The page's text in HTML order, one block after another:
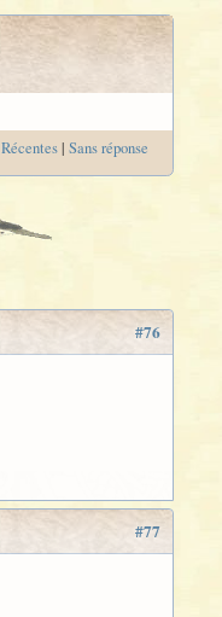
Récentes| Sans réponse
#76
#77